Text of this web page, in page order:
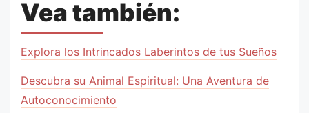
Vea también:
Explora los Intrincados Laberintos de tus Sueños
Descubra su Animal Espiritual: Una Aventura de
Autoconocimiento